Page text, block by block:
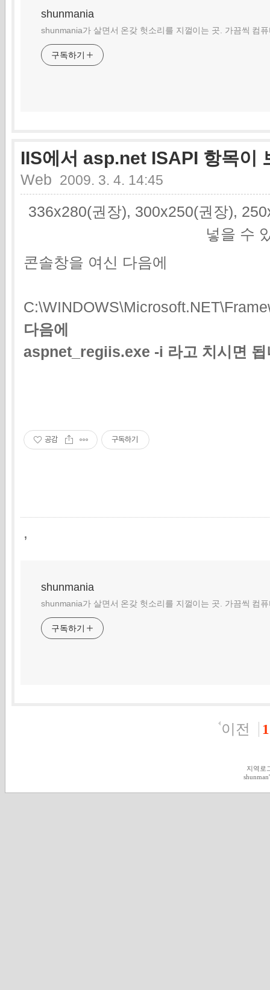
shunmania
shunmania가 살면서 온갖 헛소리를 지껄이는 곳. 가끔씩 컴
구독하기
IIS에서 asp.net ISAPI 항목이
Web 2009. 3. 4. 14:45
336x280(권장), 300x250(권장),
넣을 수
콘솔창을 여신 다음에
다음에
aspnet_regiis.exe -i 라고 치시면 됩
공감 구독하기
,
shunmania
shunmania가 살면서 온갖 헛소리를 지껄이는 곳. 가끔씩 컴
구독하기
이전 1
지역로
shunman